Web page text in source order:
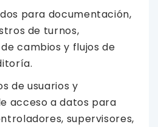
para documentación,
de turnos,
cambios y flujos de
de usuarios y
acceso a datos para
supervisores,